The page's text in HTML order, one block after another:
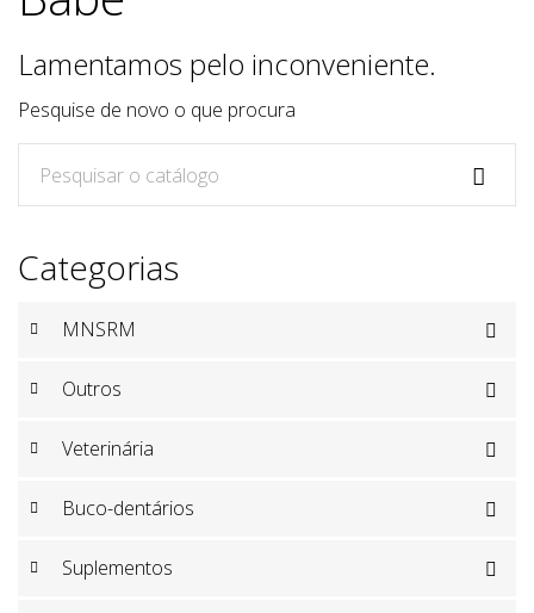
Categorias
MNSRM 
Outros 
Veterinária 
Buco-dentários 
Suplementos 
Lamentamos pelo inconveniente.
Pesquise de novo o que procura
